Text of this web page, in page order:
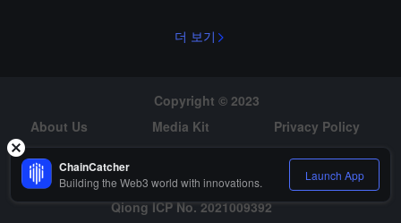
더 보기
Copyright © 2023
About Us
Media Kit
Privacy Policy
Risk Warning
Hiring
Qiong ICP No. 2021009392
ChainCatcher
Building the Web3 world with innovations. Launch App